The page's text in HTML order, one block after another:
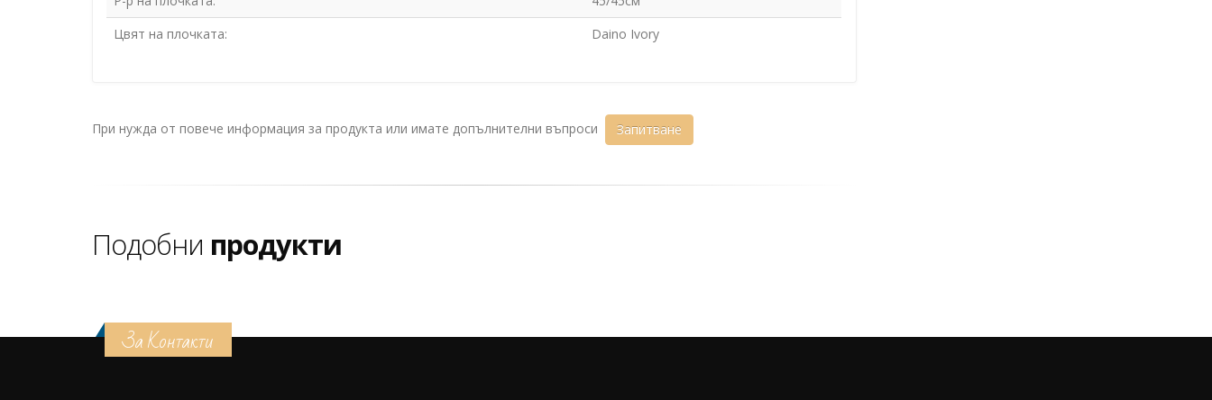
Цвят на плочката:
Daino Ivory
При нужда от повече информация за продукта или имате допълнителни въпроси Запитване
Подобни продукти
За Контакти